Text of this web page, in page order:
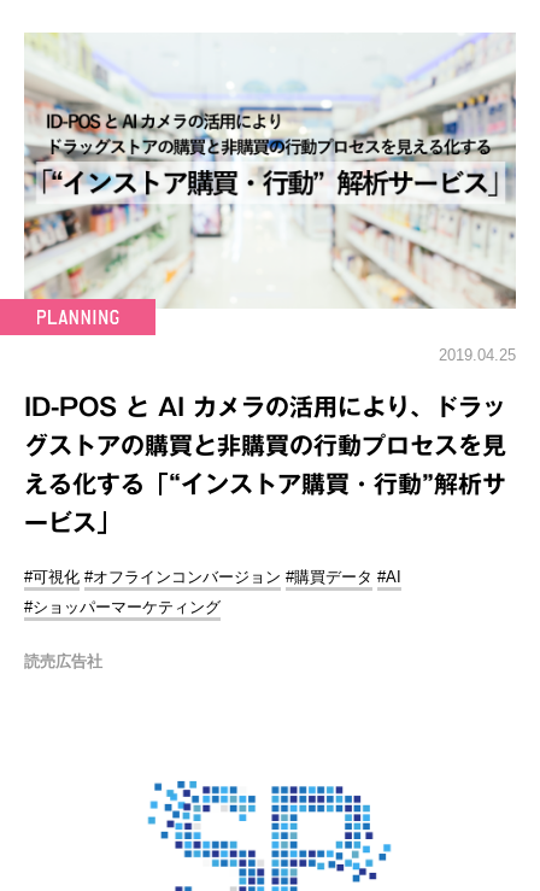
2019.04.25
ID-POS と AI カメラの活用により、ドラッ
グストアの購買と非購買の行動プロセスを見
える化する「“インストア購買・行動”解析サ
ービス」
#可視化 #オフラインコンバージョン #購買データ #AI
#ショッパーマーケティング
読売広告社